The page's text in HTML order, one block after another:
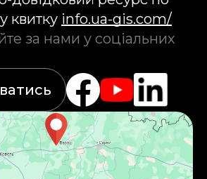
квитку info.ua-gis.com/
за нами у соціальних